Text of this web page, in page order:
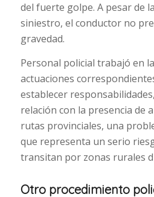
del fuerte golpe. A pesar de
siniestro, el conductor no
gravedad.
Personal policial trabajó en
actuaciones
establecer
relación con la presencia de
rutas provinciales, una
que representa un serio
transitan por zonas rurales
Otro procedimiento